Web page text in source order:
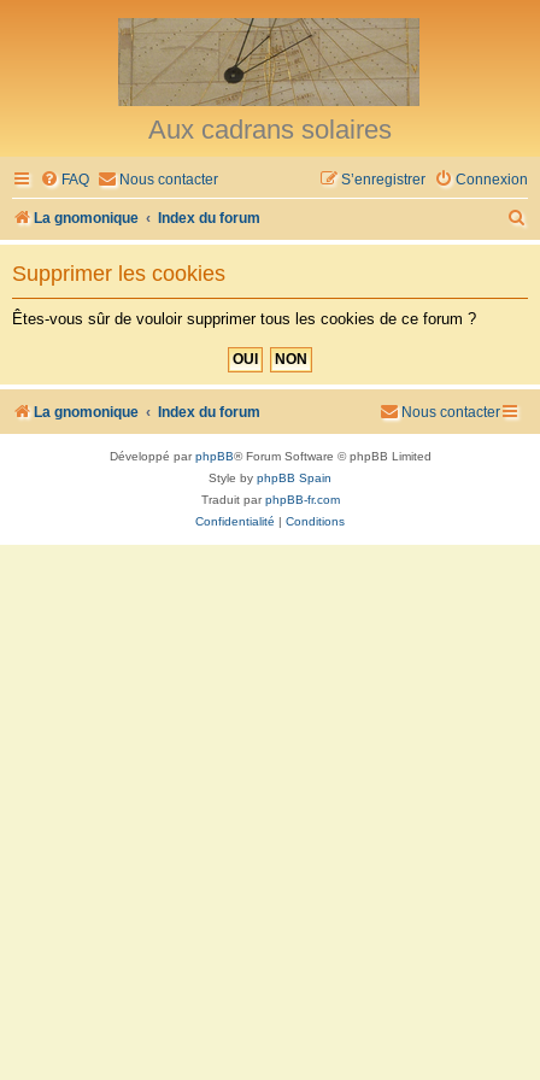
Aux cadrans solaires
FAQ Nous contacter Connexion
S’enregistrer
La gnomonique Index du forum
e
h
Supprimer les cookies
Êtes-vous sûr de vouloir supprimer tous les cookies de ce forum ?
La gnomonique Index du forum Nous contacter
Développé parphpBB® Forum Software © phpBB Limited
Style by phpBB Spain
Traduit parphpBB-fr.com
Confidentialité | Conditions